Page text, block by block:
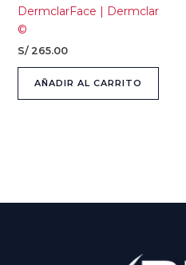
DermclarFace | Dermclar
©
S/265.00
AÑADIR AL CARRITO